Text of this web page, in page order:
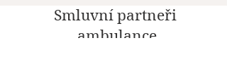
Smluvní partneři
ambulance